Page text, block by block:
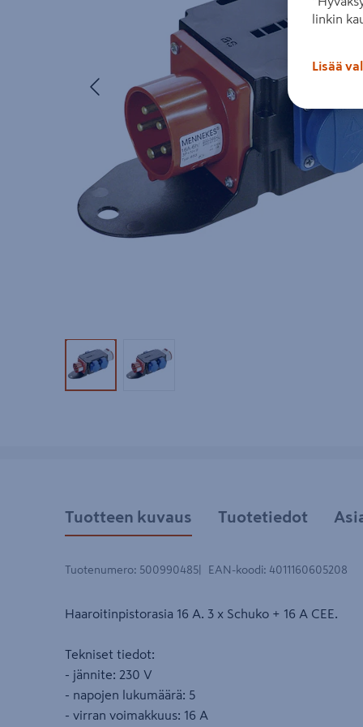
Edellinen
Tuotekuva 1Tuotekuva 2
Tuotteen kuvaus Tuotetiedot
Tuotenumero: 500990485 EAN-koodi: 4011160605208
Haaroitinpistorasia 16 A. 3 x Schuko + 16 A CEE.
Tekniset tiedot:
- jännite: 230 V
- napojen lukumäärä: 5
- virran voimakkuus: 16 A
linkin
Lisää